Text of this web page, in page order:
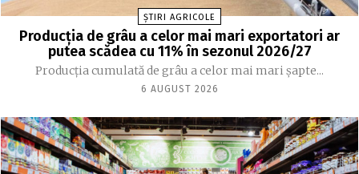
ȘTIRI AGRICOLE
Producția de grâu a celor mai mari exportatori ar
putea scădea cu 11% în sezonul 2026/27
Producția cumulată de grâu a celor mai mari șapte...
6 AUGUST 2026